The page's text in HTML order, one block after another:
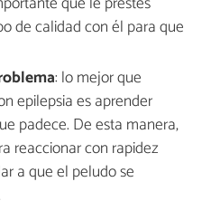
de calidad con él para que
: lo mejor que
epilepsia es aprender
padece. De esta manera,
reaccionar con rapidez
a que el peludo se